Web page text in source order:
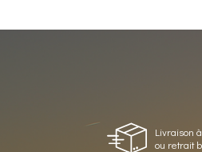
Livraison
ou retrait